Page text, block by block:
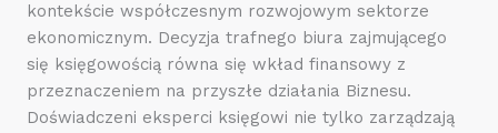
kontekście współczesnym rozwojowym sektorze
ekonomicznym. Decyzja trafnego biura zajmującego
się księgowością równa się wkład finansowy z
przeznaczeniem na przyszłe działania Biznesu.
Doświadczeni eksperci księgowi nie tylko zarządzają